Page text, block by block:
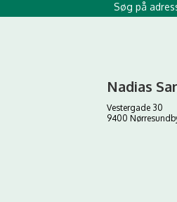
Søg på
Nadias
Vestergade 30
9400